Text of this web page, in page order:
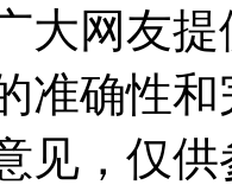
大网友
准确性
见，仅